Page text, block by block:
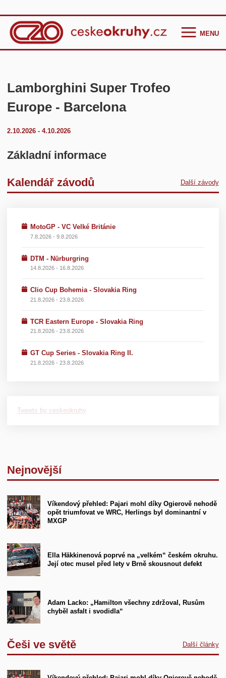
MENU
TCR Eastern Europe
F4 CEZ
Clio Cup Bohemia
Historie
Lamborghini Super Trofeo
Europe - Barcelona
2.10.2026 - 4.10.2026
Základní informace
Kalendář závodů Další závody
MotoGP - VC Velké Británie
7.8.2026 - 9.8.2026
DTM - Nürburgring
14.8.2026 - 16.8.2026
Clio Cup Bohemia - Slovakia Ring
21.8.2026 - 23.8.2026
TCR Eastern Europe - Slovakia Ring
21.8.2026 - 23.8.2026
GT Cup Series - Slovakia Ring II.
21.8.2026 - 23.8.2026
Tweets by ceskeokruhy
Nejnovější
Víkendový přehled: Pajari mohl díky Ogierově nehodě
opět triumfovat ve WRC, Herlings byl dominantní v
MXGP
Ella Häkkinenová poprvé na „velkém“ českém okruhu.
Její otec musel před lety v Brně skousnout defekt
Adam Lacko: „Hamilton všechny zdržoval, Rusům
chyběl asfalt i svodidla“
Češi ve světě Další články